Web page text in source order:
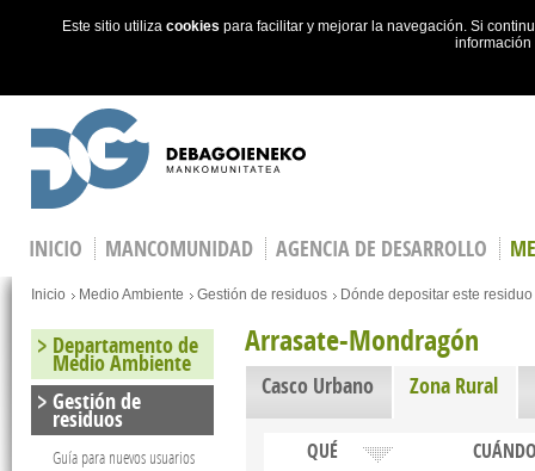
Este sitio utiliza cookies para facilitar y mejorar la navegación. Si
INICIO MANCOMUNIDAD AGENCIA DE DESARROLLO
You are here
Inicio Medio Ambiente Gestión de residuos Dónde depositar este residuo
Arrasate-Mondragón
Casco Urbano Zona Rural
QUÉ
Departamento de
Medio Ambiente
Gestión de
residuos
Guía para nuevos usuarios